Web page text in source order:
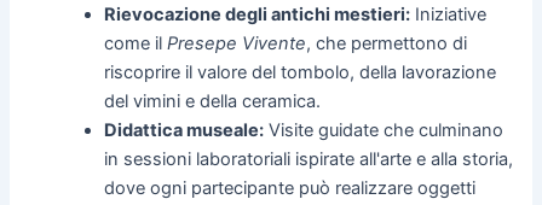
Rievocazione degli antichi mestieri: Iniziative
come ilPresepe Vivente, che permettono di
riscoprire il valore del tombolo, della lavorazione
del vimini e della ceramica.
Didattica museale: Visite guidate che culminano
in sessioni laboratoriali ispirate all'arte e alla storia,
dove ogni partecipante può realizzare oggetti